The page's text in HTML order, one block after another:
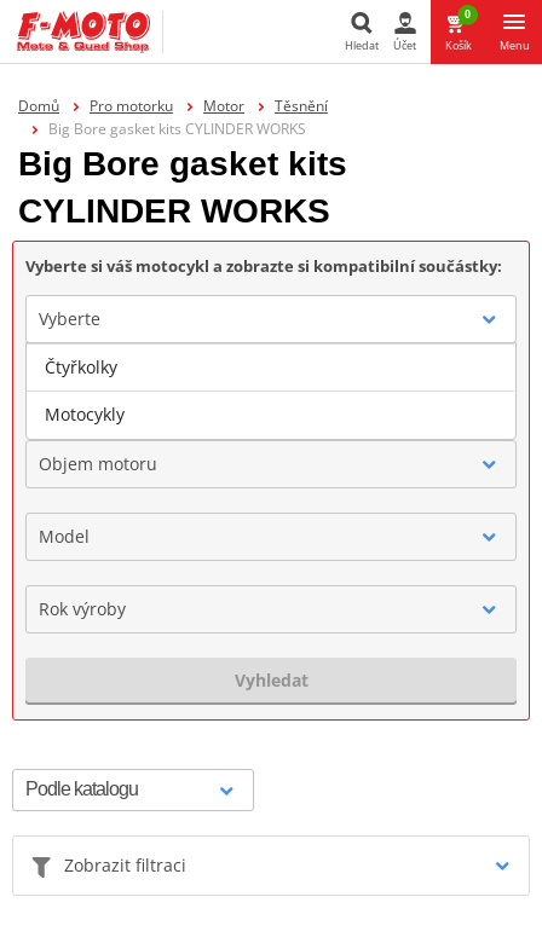
Hledat Účet
0
Košík Menu
Domů Pro motorku Motor
Těsnění
Big Bore gasket kits CYLINDER WORKS
Big Bore gasket kits
CYLINDER WORKS
Vyberte si váš motocykl a zobrazte si kompatibilní součástky:
Vyberte
Značka
Objem motoru
Model
Rok výroby
Vyhledat
Zobrazit filtraci
Čtyřkolky
Motocykly